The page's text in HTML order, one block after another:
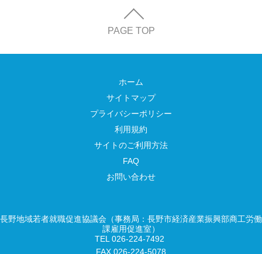
PAGE TOP
ホーム
サイトマップ
プライバシーポリシー
利用規約
サイトのご利用方法
FAQ
お問い合わせ
長野地域若者就職促進協議会（事務局：長野市経済産業振興部商工労働
課雇用促進室）
TEL 026-224-7492
FAX 026-224-5078